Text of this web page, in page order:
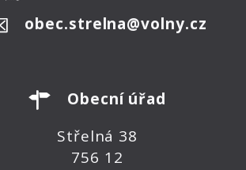
obec.strelna@volny.cz
Obecní úřad
Střelná 38
756 12